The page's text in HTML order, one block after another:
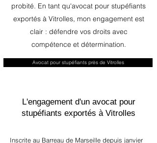
probité. En tant qu'avocat pour stupéfiants
exportés à Vitrolles, mon engagement est
clair : défendre vos droits avec
compétence et détermination.
Avocat pour stupéfiants près de Vitrolles
L'engagement d'un avocat pour
stupéfiants exportés à Vitrolles
Inscrite au Barreau de Marseille depuis janvier